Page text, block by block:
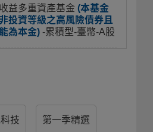
益多重資產基金 (本基金
投資等級之高風險債券且
為本金) -累積型-臺幣-A股
技 第一季精選